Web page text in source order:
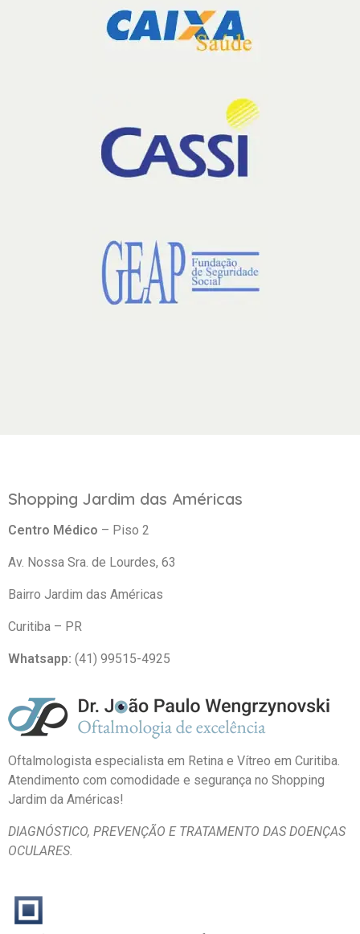
Shopping Jardim das Américas
Centro Médico – Piso 2
Av. Nossa Sra. de Lourdes, 63
Bairro Jardim das Américas
Curitiba – PR
Whatsapp: (41) 99515-4925
Oftalmologista especialista em Retina e Vítreo em Curitiba.
Atendimento com comodidade e segurança no Shopping
Jardim da Américas!
DIAGNÓSTICO, PREVENÇÃO E TRATAMENTO DAS DOENÇAS
OCULARES.